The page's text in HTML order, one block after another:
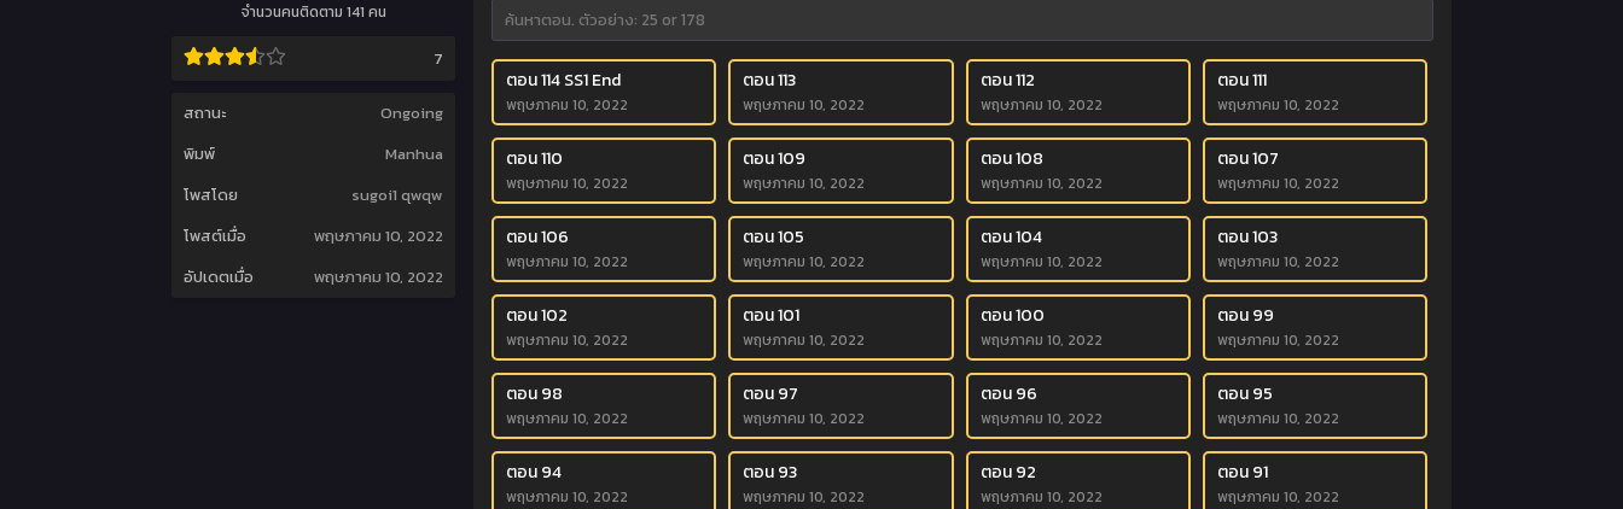
จำนวนคนติดตาม 141 คน
7
สถานะ
Ongoing
พิมพ์
Manhua
โพสโดย
sugoi1 qwqw
โพสต์เมื่อ
พฤษภาคม 10, 2022
อัปเดตเมื่อ
พฤษภาคม 10, 2022
ตอน 114 SS1 End
พฤษภาคม 10, 2022
ตอน 113
พฤษภาคม 10, 2022
ตอน 112
พฤษภาคม 10, 2022
ตอน 111
พฤษภาคม 10, 2022
ตอน 110
พฤษภาคม 10, 2022
ตอน 109
พฤษภาคม 10, 2022
ตอน 108
พฤษภาคม 10, 2022
ตอน 107
พฤษภาคม 10, 2022
ตอน 106
พฤษภาคม 10, 2022
ตอน 105
พฤษภาคม 10, 2022
ตอน 104
พฤษภาคม 10, 2022
ตอน 103
พฤษภาคม 10, 2022
ตอน 102
พฤษภาคม 10, 2022
ตอน 101
พฤษภาคม 10, 2022
ตอน 100
พฤษภาคม 10, 2022
ตอน 99
พฤษภาคม 10, 2022
ตอน 98
พฤษภาคม 10, 2022
ตอน 97
พฤษภาคม 10, 2022
ตอน 96
พฤษภาคม 10, 2022
ตอน 95
พฤษภาคม 10, 2022
ตอน 94
พฤษภาคม 10, 2022
ตอน 93
พฤษภาคม 10, 2022
ตอน 92
พฤษภาคม 10, 2022
ตอน 91
พฤษภาคม 10, 2022